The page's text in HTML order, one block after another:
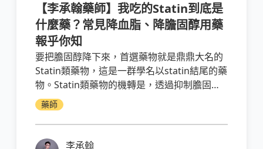
【李承翰藥師】我吃的Statin到底是
什麼藥？常見降血脂、降膽固醇用藥
報乎你知
要把膽固醇降下來，首選藥物就是鼎鼎大名的
Statin類藥物，這是一群學名以statin結尾的藥
物。Statin類藥物的機轉是，透過抑制膽固醇
合成的關鍵酵素HMG-CoA還原酶，達到減少
體內膽固醇的效果。Statin類藥物非常有效，
可以大幅度降低低密度脂蛋白膽固醇（LDL-
C）的量，也因此降低心血管疾病與腦中風的
藥師
李承翰